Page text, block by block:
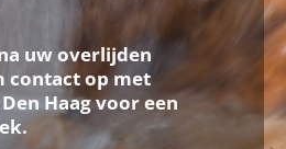
uw overlijden
contact op met
Haag voor een